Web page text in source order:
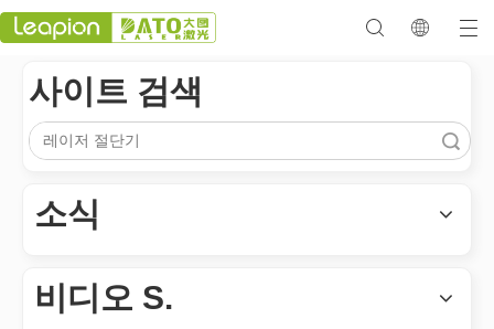
사이트 검색
소식
비디오 S.